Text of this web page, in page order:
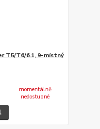
T5/T6/6.1, 9-místný
momentálně
nedostupné